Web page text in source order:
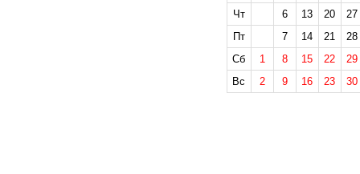
Чт
6 13 20
27
Пт
7 14 21
28
Сб
1 8 15 22
29
Вс
2 9 16 23 30